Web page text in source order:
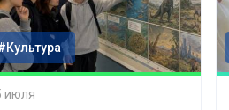
июля